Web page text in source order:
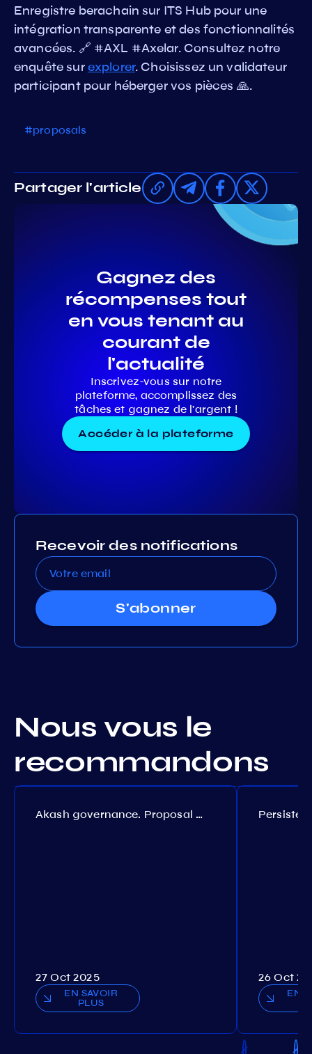
Enregistre berachain sur ITS Hub pour une
intégration transparente et des fonctionnalités
avancées. 🔗 #AXL #Axelar. Consultez notre
enquête surexplorer. Choisissez un validateur
participant pour héberger vos pièces 🙏.
#proposals
Partager l'article
Gagnez des
récompenses tout
en vous tenant au
courant de
l'actualité
Inscrivez-vous sur notre
plateforme, accomplissez des
tâches et gagnez de l'argent !
Accéder à la plateforme
Recevoir des notifications
S'abonner
Nous vous le
recommandons
Akash governance. Proposal №308
27 Oct 2025
EN SAVOIR
PLUS
26 Oct
EN